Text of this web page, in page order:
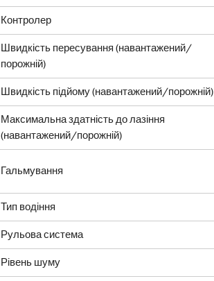
Контролер
Швидкість пересування (навантажений/
порожній)
Швидкість підйому (навантажений/порожній)
Максимальна здатність до лазіння
(навантажений/порожній)
Гальмування
Тип водіння
Рульова система
Рівень шуму